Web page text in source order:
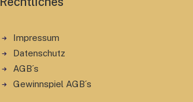
Impressum
Datenschutz
AGB´s
Gewinnspiel AGB´s